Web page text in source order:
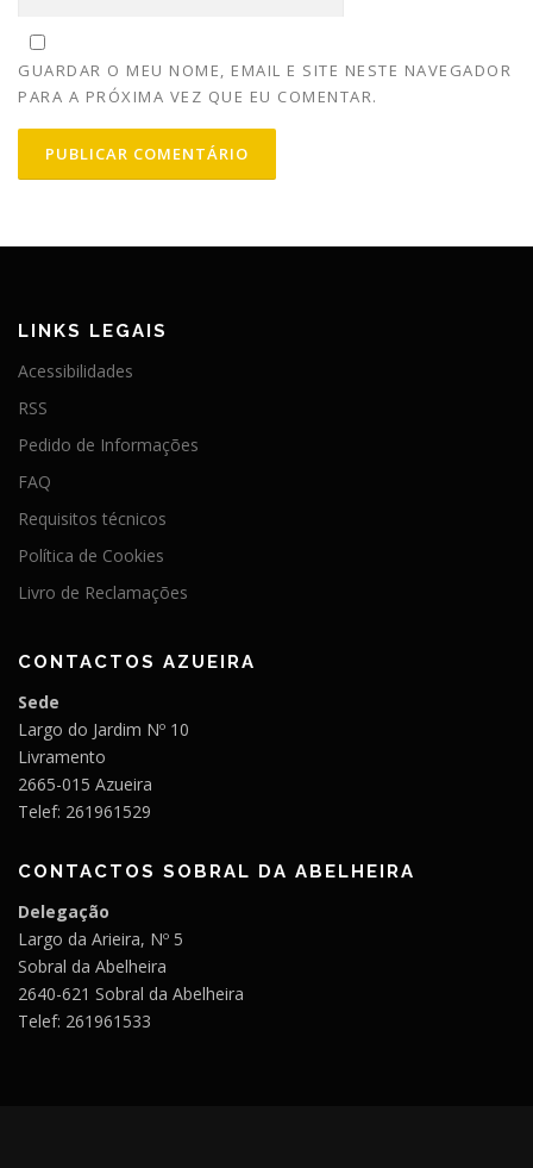
GUARDAR O MEU NOME, EMAIL E SITE NESTE NAVEGADOR
PARA A PRÓXIMA VEZ QUE EU COMENTAR.
LINKS LEGAIS
Acessibilidades
RSS
Pedido de Informações
FAQ
Requisitos técnicos
Política de Cookies
Livro de Reclamações
CONTACTOS AZUEIRA
Sede
Largo do Jardim Nº 10
Livramento
2665-015 Azueira
Telef: 261961529
CONTACTOS SOBRAL DA ABELHEIRA
Delegação
Largo da Arieira, Nº 5
Sobral da Abelheira
2640-621 Sobral da Abelheira
Telef: 261961533